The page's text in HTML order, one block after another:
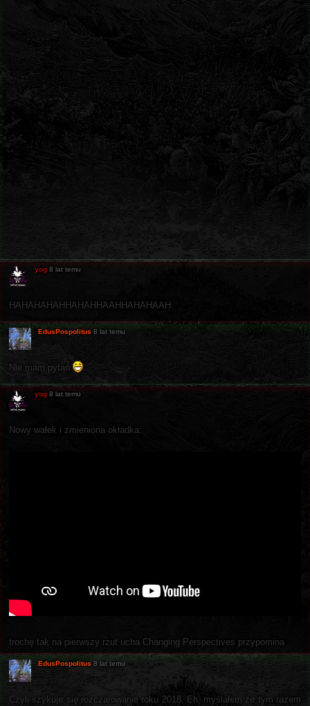
yog 8 lat temu
HAHAHAHAHHAHAHHAAHHAHAHAAH
EdusPospolitus 8 lat temu
Nie mam pytań
yog 8 lat temu
Nowy wałek i zmieniona okładka:
trochę tak na pierwszy rzut ucha Changing Perspectives przypomina
EdusPospolitus 8 lat temu
Czyli szykuje się rozczarowanie roku 2018. Eh, myślałem że tym razem